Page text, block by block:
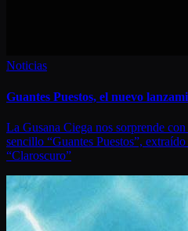
Noticias
Guantes Puestos, el nuevo
La Gusana Ciega nos sorprende
sencillo “Guantes Puestos”,
“Claroscuro”